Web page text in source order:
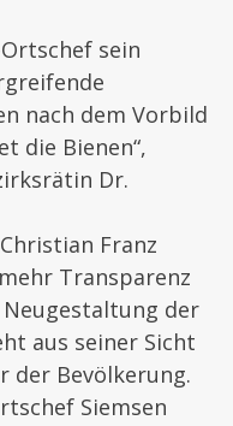
sein
nach dem Vorbild
die Bienen“,
Dr.
Franz
Transparenz
der
aus seiner Sicht
der Bevölkerung.
Siemsen